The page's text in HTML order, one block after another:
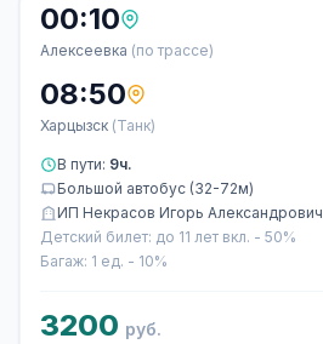
00:10
Алексеевка (по трассе)
08:50
Харцызск (Танк)
В пути: 9ч.
Большой автобус (32-72м)
ИП Некрасов Игорь Александрович
Детский билет: до 11 лет вкл. - 50%
Багаж: 1 ед. - 10%
3200 руб.